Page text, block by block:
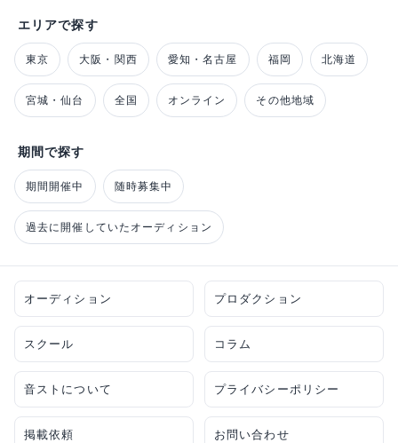
エリアで探す
東京 大阪・関西 愛知・名古屋 福岡 北海道
宮城・仙台 全国 オンライン その他地域
期間で探す
期間開催中 随時募集中
過去に開催していたオーディション
オーディション プロダクション
スクール コラム
音ストについて プライバシーポリシー
掲載依頼 お問い合わせ